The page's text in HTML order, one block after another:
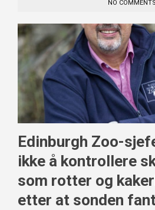
NO COMMENTS
Edinburgh Zoo-
ikke å kontrollere
som rotter og
etter at sonden